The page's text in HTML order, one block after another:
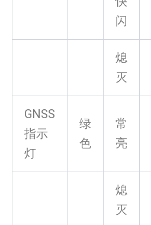
闪
熄
灭
GNSS
指示
灯
绿
色
常
亮
熄
灭